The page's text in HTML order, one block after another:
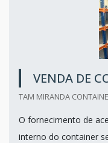
VENDA DE
TAM MIRANDA
O fornecimento de
interno do container